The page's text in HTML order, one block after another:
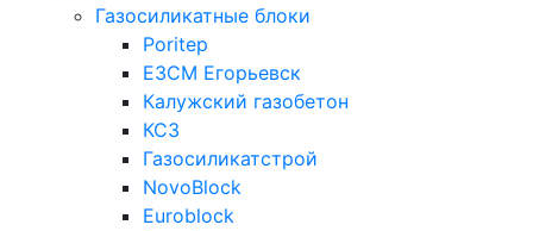
Газосиликатные блоки
Poritep
ЕЗСМ Егорьевск
Калужский газобетон
КСЗ
Газосиликатстрой
NovoBlock
Euroblock